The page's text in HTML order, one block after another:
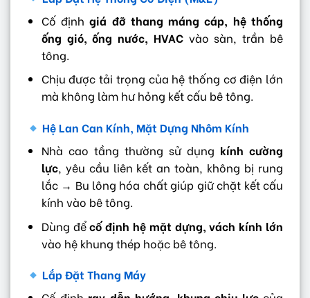
Cố địnhgiá đỡ thang máng cáp, hệ thống
ống gió, ống nước, HVACvào sàn, trần bê
tông.
Chịu được tải trọng của hệ thống cơ điện lớn
mà không làm hư hỏng kết cấu bê tông.
Hệ Lan Can Kính, Mặt Dựng Nhôm Kính
Nhà cao tầng thường sử dụng kính cường
lực, yêu cầu liên kết an toàn, không bị rung
lắc → Bu lông hóa chất giúp giữ chặt kết cấu
kính vào bê tông.
Dùng đểcố định hệ mặt dựng, vách kính lớn
vào hệ khung thép hoặc bê tông.
Lắp Đặt Thang Máy